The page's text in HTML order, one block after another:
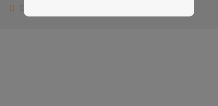
Datenblatt anzeigen